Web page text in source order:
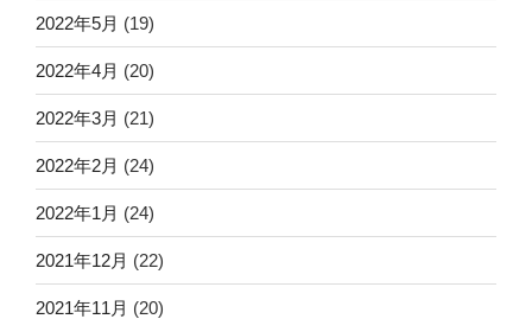
2022年5月 (19)
2022年4月 (20)
2022年3月 (21)
2022年2月 (24)
2022年1月 (24)
2021年12月 (22)
2021年11月 (20)